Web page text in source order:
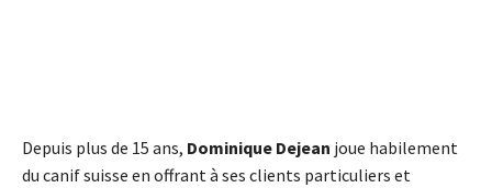
Depuis plus de 15 ans, Dominique Dejean joue habilement
du canif suisse en offrant à ses clients particuliers et